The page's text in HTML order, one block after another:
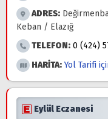
ADRES:
Keban / Elazığ
TELEFON: 0 (424)
HARİTA: Yol Tarifi
Eylül Eczanesi